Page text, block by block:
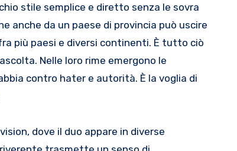
stile semplice e diretto senza le sovra
anche da un paese di provincia può uscire
più paesi e diversi continenti. È tutto ciò
Nelle loro rime emergono le
contro hater e autorità. È la voglia di
dove il duo appare in diverse